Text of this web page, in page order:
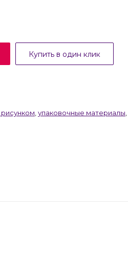
Купить в один клик
упаковочные материалы